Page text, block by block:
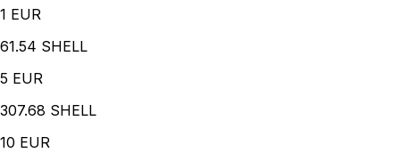
1 EUR
61.54 SHELL
5 EUR
307.68 SHELL
10 EUR